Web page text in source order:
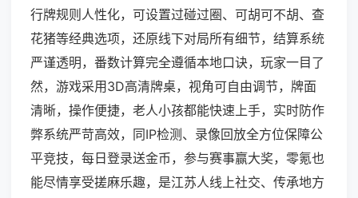
行牌规则人性化，可设置过碰过圈、可胡可不胡、查
花猪等经典选项，还原线下对局所有细节，结算系统
严谨透明，番数计算完全遵循本地口诀，玩家一目了
然，游戏采用3D高清牌桌，视角可自由调节，牌面
清晰，操作便捷，老人小孩都能快速上手，实时防作
弊系统严苛高效，同IP检测、录像回放全方位保障公
平竞技，每日登录送金币，参与赛事赢大奖，零氪也
能尽情享受搓麻乐趣，是江苏人线上社交、传承地方